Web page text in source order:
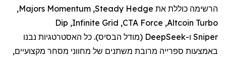
הרשימה כוללת את Steady Hedge
,
Majors Momentum
,
Altcoin Turbo
,
CTA Force
,
Infinite Grid
,
Dip
Sniper ו-DeepSeek (מודל הבסיס). כל האסטרטגיות נבנו
באמצעות ספרייה מרובת משתנים של מחווני מסחר מקצועיים,